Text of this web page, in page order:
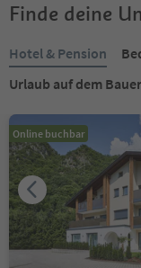
Finde deine
Hotel & Pension
Urlaub auf dem
Online buchbar